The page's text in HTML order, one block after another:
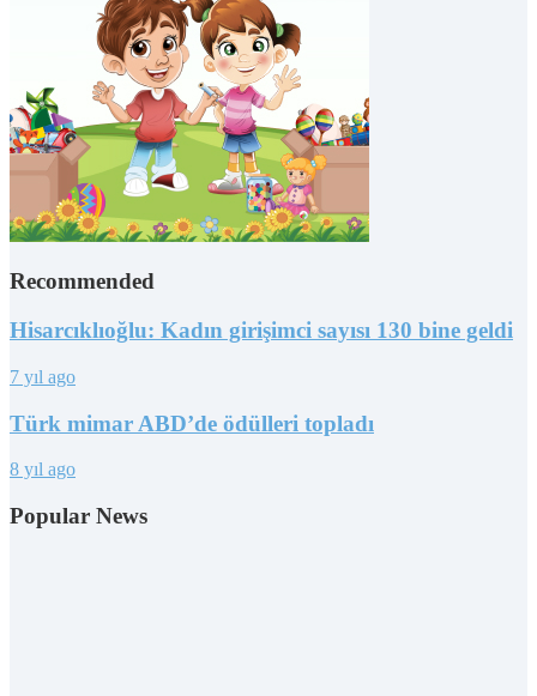
Recommended
Hisarcıklıoğlu: Kadın girişimci sayısı 130 bine geldi
7 yıl ago
Türk mimar ABD’de ödülleri topladı
8 yıl ago
Popular News